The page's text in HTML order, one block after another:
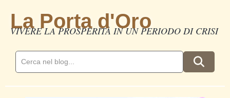
La Porta d'Oro
VIVERE LA PROSPERITÀ IN UN PERIODO DI CRISI